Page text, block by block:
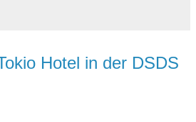
Hotel in der DSDS